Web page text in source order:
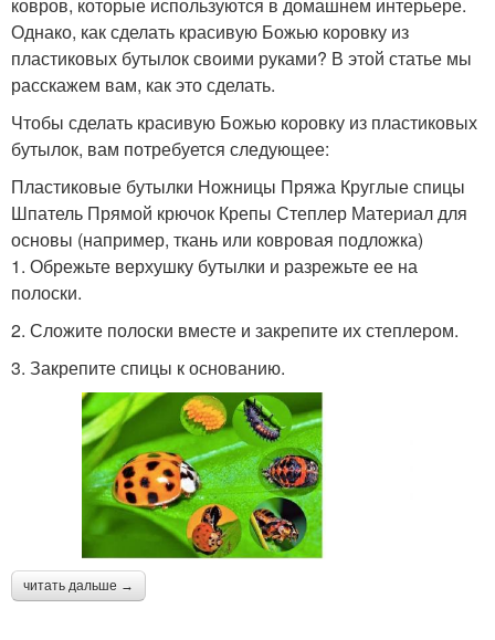
ковров, которые используются в домашнем интерьере.
Однако, как сделать красивую Божью коровку из
пластиковых бутылок своими руками? В этой статье мы
расскажем вам, как это сделать.
Чтобы сделать красивую Божью коровку из пластиковых
бутылок, вам потребуется следующее:
Пластиковые бутылки Ножницы Пряжа Круглые спицы
Шпатель Прямой крючок Крепы Степлер Материал для
основы (например, ткань или ковровая подложка)
1. Обрежьте верхушку бутылки и разрежьте ее на
полоски.
2. Сложите полоски вместе и закрепите их степлером.
3. Закрепите спицы к основанию.
читать дальше →